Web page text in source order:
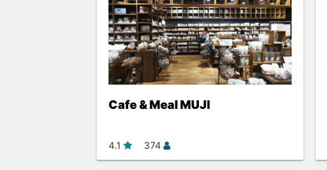
Cafe & Meal MUJI
4.1 374